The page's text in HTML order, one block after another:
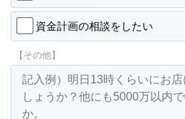
資金計画の相談をしたい
【その他】